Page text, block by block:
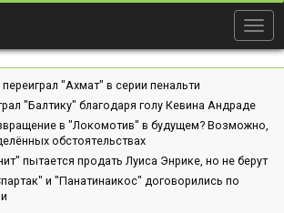
"Ахмат" в серии пенальти
"Балтику" благодаря голу Кевина Андраде
в "Локомотив" в будущем? Возможно,
обстоятельствах
пытается продать Луиса Энрике, но не берут
и "Панатинаикос" договорились по